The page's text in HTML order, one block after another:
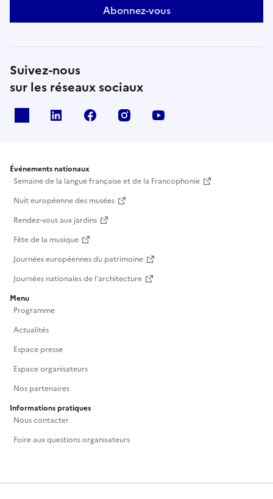
Abonnez-vous
Suivez-nous
sur les réseaux sociaux
Linkedin Facebook Instagram
Événements nationaux
Semaine de la langue française et de la Francophonie
Nuit européenne des musées
Rendez-vous aux jardins
Fête de la musique
Journées européennes du patrimoine
Journées nationales de l'architecture
Menu
Programme
Actualités
Espace presse
Espace organisateurs
Nos partenaires
Informations pratiques
Nous contacter
Foire aux questions organisateurs